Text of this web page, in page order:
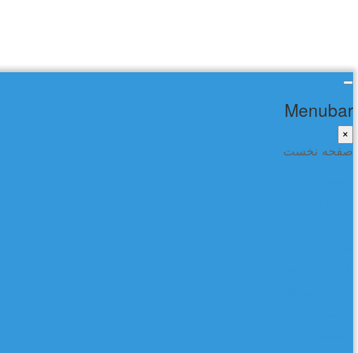
Menubar
×
صفحه نخست